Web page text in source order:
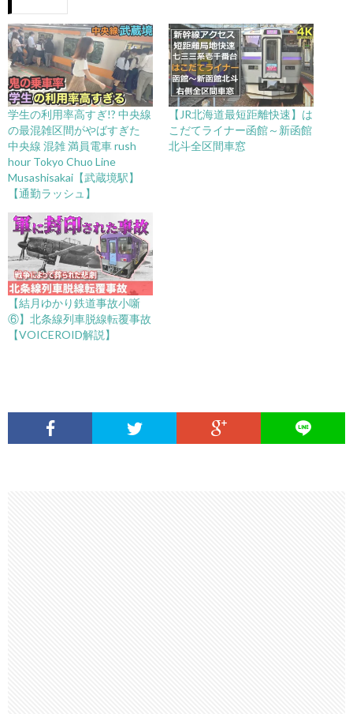
学生の利用率高すぎ!? 中央線
の最混雑区間がやばすぎた
中央線 混雑 満員電車 rush
hour Tokyo Chuo Line
Musashisakai【武蔵境駅】
【通勤ラッシュ】
【JR北海道最短距離快速】は
こだてライナー函館～新函館
北斗全区間車窓
【結月ゆかり鉄道事故小噺
⑥】北条線列車脱線転覆事故
【VOICEROID解説】